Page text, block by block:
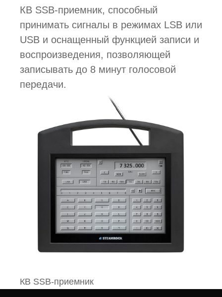
КВ SSB-приемник, способный
принимать сигналы в режимах LSB или
USB и оснащенный функцией записи и
воспроизведения, позволяющей
записывать до 8 минут голосовой
передачи.
КВ SSB-приемник